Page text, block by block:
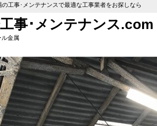
工事･メンテナンスで最適な工事業者をお探しなら
事･メンテナンス.com
金属